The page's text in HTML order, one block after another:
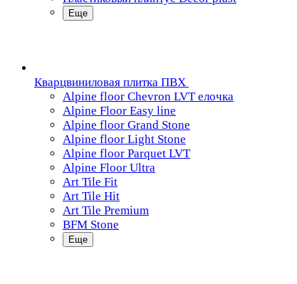
Еще
Кварцвиниловая плитка ПВХ
Alpine floor Chevron LVT елочка
Alpine Floor Easy line
Alpine floor Grand Stone
Alpine floor Light Stone
Alpine floor Parquet LVT
Alpine Floor Ultra
Art Tile Fit
Art Tile Hit
Art Tile Premium
BFM Stone
Еще